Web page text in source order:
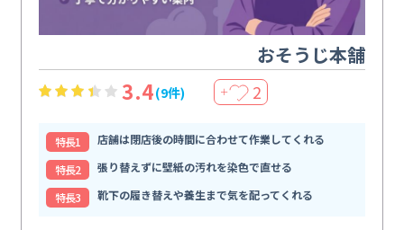
おそうじ本舗
3.4(9件) ＋ 2
特⻑1
店舗は閉店後の時間に合わせて作業してくれる
特⻑2
張り替えずに壁紙の汚れを染色で直せる
特⻑3
靴下の履き替えや養生まで気を配ってくれる